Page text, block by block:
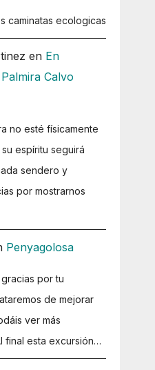
caminatas ecologicas
en En
Calvo
no esté físicamente
espíritu seguirá
sendero y
por mostrarnos
Penyagolosa
por tu
de mejorar
ver más
final esta excursión…